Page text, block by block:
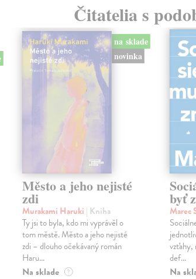
Čitatelia s
na sklade
novinka
Město a jeho nejisté
zdi
Murakami Haruki | Kniha
Ty jsi to byla, kdo mi vyprávěl o
tom městě. Město a jeho nejisté
zdi – dlouho očekávaný román
Haru...
Na sklade ?
byť
Marec
vzťahy,
def...
Na